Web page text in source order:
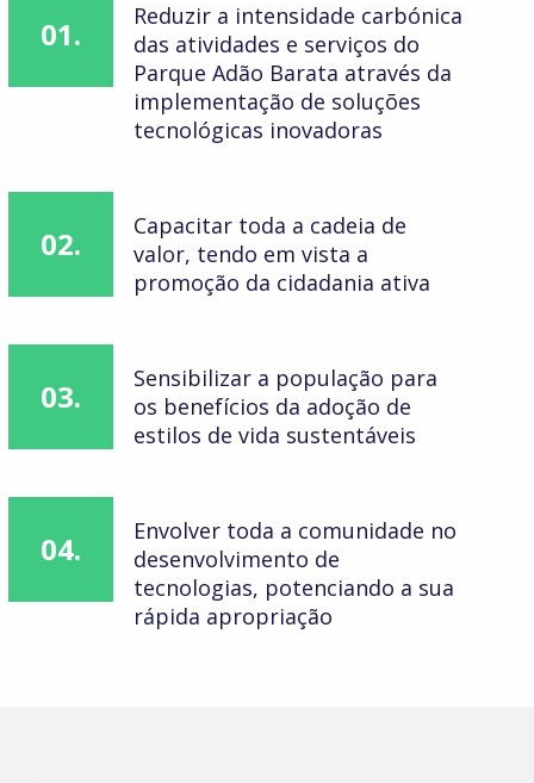
01.
Reduzir a intensidade carbónica
das atividades e serviços do
Parque Adão Barata através da
implementação de soluções
tecnológicas inovadoras
02.
Capacitar toda a cadeia de
valor, tendo em vista a
promoção da cidadania ativa
03.
Sensibilizar a população para
os benefícios da adoção de
estilos de vida sustentáveis
04.
Envolver toda a comunidade no
desenvolvimento de
tecnologias, potenciando a sua
rápida apropriação